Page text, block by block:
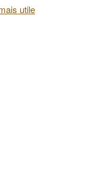
utile